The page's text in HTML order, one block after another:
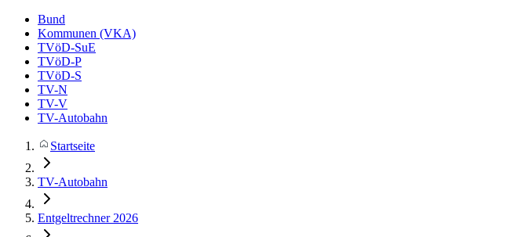
Bund
Kommunen (VKA)
TVöD-SuE
TVöD-P
TVöD-S
TV-N
TV-V
TV-Autobahn
Startseite
TV-Autobahn
Entgeltrechner 2026